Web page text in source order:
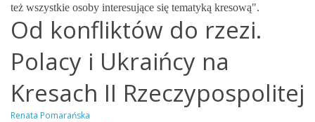
też wszystkie osoby interesujące się tematyką kresową".
Od konfliktów do rzezi.
Polacy i Ukraińcy na
Kresach II Rzeczypospolitej
Renata Pomarańska